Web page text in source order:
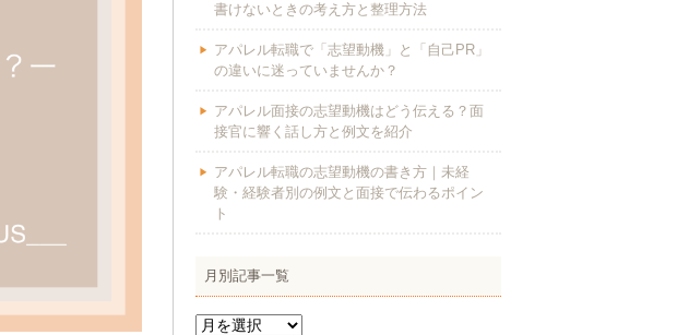
書けないときの考え方と整理方法
アパレル転職で「志望動機」と「自己PR」
の違いに迷っていませんか？
アパレル面接の志望動機はどう伝える？面
接官に響く話し方と例文を紹介
アパレル転職の志望動機の書き方｜未経
験・経験者別の例文と面接で伝わるポイン
ト
月別記事一覧